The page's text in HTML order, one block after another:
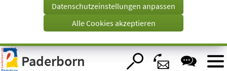
Visuelle
Assistenzsoftware
öffnen.
Tab)
Datenschutzeinstellungen anpassen
Alle Cookies akzeptieren
Paderborn